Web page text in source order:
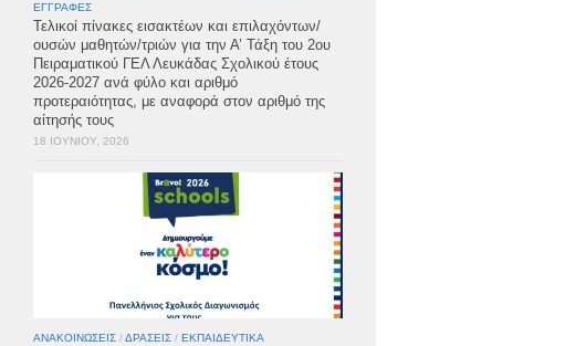
ΕΓΓΡΑΦΈΣ
Τελικοί πίνακες εισακτέων και επιλαχόντων/
ουσών μαθητών/τριών για την Α’ Τάξη του 2ου
Πειραματικού ΓΕΛ Λευκάδας Σχολικού έτους
2026-2027 ανά φύλο και αριθμό
προτεραιότητας, με αναφορά στον αριθμό της
αίτησής τους
18 ΙΟΥΝΊΟΥ, 2026
ΑΝΑΚΟΙΝΏΣΕΙΣ /ΔΡΆΣΕΙΣ / ΕΚΠΑΙΔΕΥΤΙΚΆ